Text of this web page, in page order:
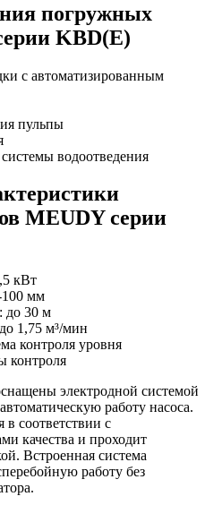
погружных
KBD(E)
с автоматизированным
пульпы
водоотведения
MEUDY серии
кВт
100 мм
до 30 м
1,75 м³/мин
контроля уровня
контроля
электродной системой
работу насоса.
в соответствии с
качества и проходит
Встроенная система
работу без